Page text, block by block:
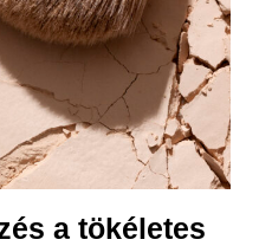
a tökéletes